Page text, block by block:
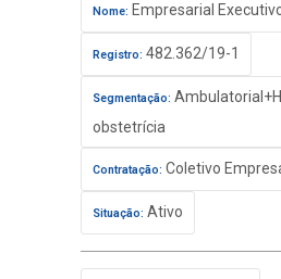
Nome: Empresarial
Registro: 482.362/19-1
Segmentação:
obstetrícia
Contratação: Coletivo
Situação: Ativo